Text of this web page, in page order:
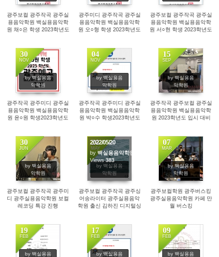
광주보컬 광주작곡 광주실
용음악학원 백실용음악학
원 채○은 학생 2023학년도
광주미디 광주작곡 광주실
용음악학원 백실용음악학
원 오○형 학생 2023학년도
광주보컬 광주작곡 광주실
용음악학원 백실용음악학
원 서○현 학생 2023학년도
30
NOV
by 백실용음
악학원
496
광주작곡 광주미디 광주실
용음악학원 백실용음악학
원 윤○원 학생2023학년도
04
NOV
by 백실용음
악학원
240
광주작곡 광주미디 광주실
용음악학원 백실용음악학
원 박○수 학생2023학년도
15
SEP
by 백실용음
악학원
413
광주작곡 광주보컬 광주실
용음악학원 백실용음악학
원 2023학년도 입시 대비
30
JUN
by 백실용음
악학원
423
광주보컬 광주작곡 광주미
디 광주실용음악학원 보컬
레코딩 특강 진행
20
MAY
by 백실용음
악학원
2022/05/20
by 백실용음악학원
Views383
광주보컬 광주작곡 광주싱
어송라이터 광주실용음악
학원 출신 김하진 디지털싱
07
MAR
by 백실용음
악학원
404
광주보컬학원 광주버스킹
광주실용음악학원 카페 만
월 버스킹
19
FEB
by 백실용음
322
17
FEB
by 백실용음
247
09
FEB
by 백실용음
261